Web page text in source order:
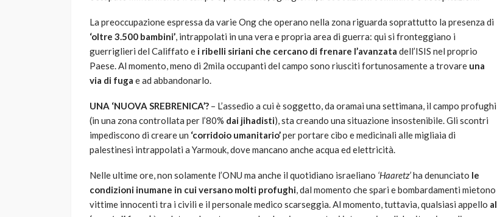
La preoccupazione espressa da varie Ong che operano nella zona riguarda soprattutto la presenza di
‘oltre 3.500 bambini’, intrappolati in una vera e propria area di guerra: qui si fronteggiano i
guerriglieri del Califfato e i ribelli siriani che cercano di frenare l’avanzata dell’ISIS nel proprio
Paese. Al momento, meno di 2mila occupanti del campo sono riusciti fortunosamente a trovare una
via di fuga e ad abbandonarlo.
UNA ‘NUOVA SREBRENICA’? – L’assedio a cui è soggetto, da oramai una settimana, il campo profughi
(in una zona controllata per l’80% dai jihadisti), sta creando una situazione insostenibile. Gli scontri
impediscono di creare un ‘corridoio umanitario’per portare cibo e medicinali alle migliaia di
palestinesi intrappolati a Yarmouk, dove mancano anche acqua ed elettricità.
Nelle ultime ore, non solamente l’ONU ma anche il quotidiano israeliano ‘Haaretz’ha denunciato le
condizioni inumane in cui versano molti profughi, dal momento che spari e bombardamenti mietono
vittime innocenti tra i civili e il personale medico scarseggia. Al momento, tuttavia, qualsiasi appello al